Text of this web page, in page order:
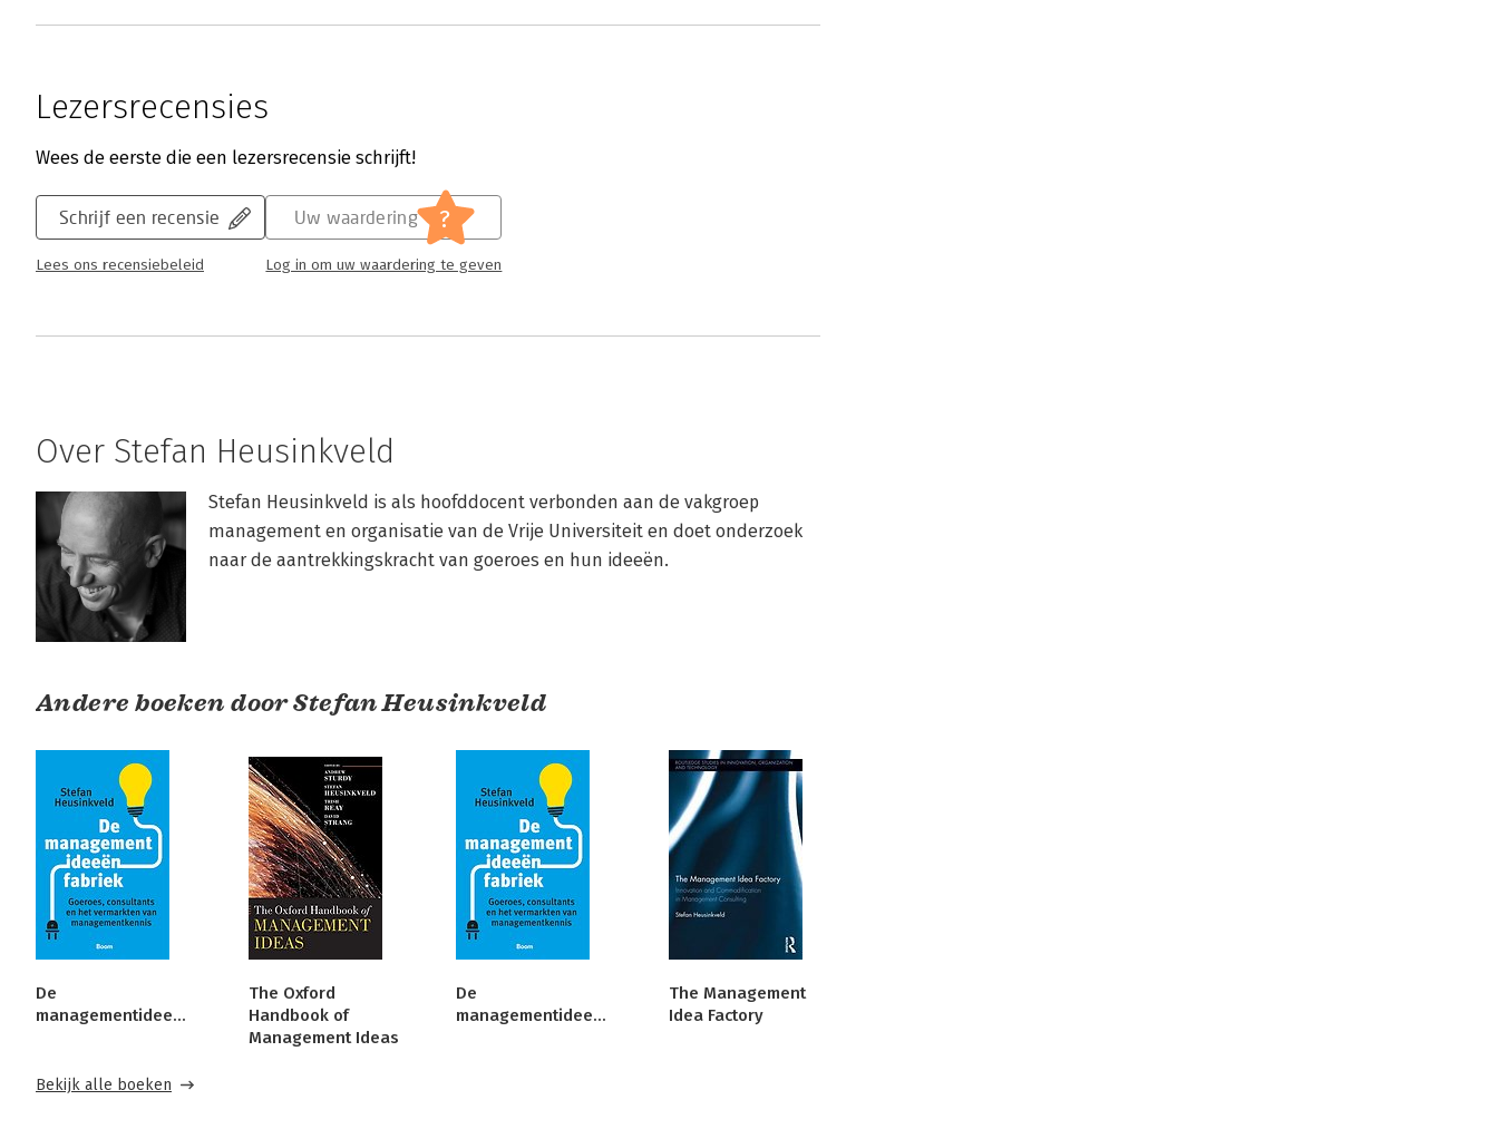
Lezersrecensies
Wees de eerste die een lezersrecensie schrijft!
Schrijf een recensie
Lees ons recensiebeleid
Uw waardering ?
Log in om uw waardering te geven
Over Stefan Heusinkveld
Stefan Heusinkveld is als hoofddocent verbonden aan de vakgroep
management en organisatie van de Vrije Universiteit en doet onderzoek
naar de aantrekkingskracht van goeroes en hun ideeën.
Andere boeken door Stefan Heusinkveld
De
managementideeënfabriek
The Oxford
Handbook of
Management Ideas
De
managementideeënfabriek
The Management
Idea Factory
Bekijk alle boeken